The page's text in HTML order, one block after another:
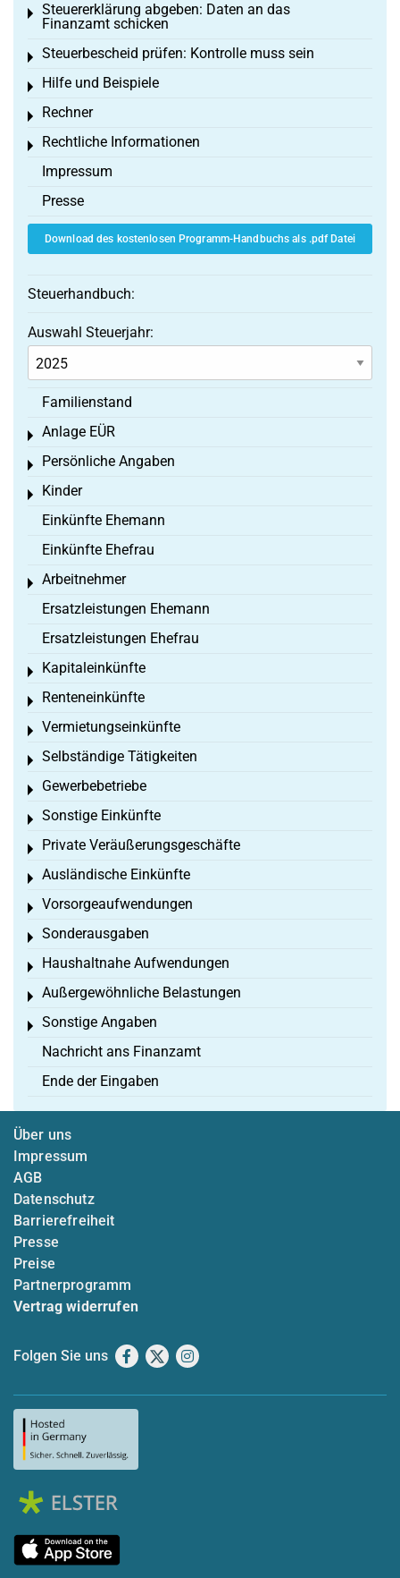
Steuererklärung abgeben: Daten an das
Finanzamt schicken
Toggle menu
Steuerbescheid prüfen: Kontrolle muss sein
Toggle menu
Hilfe und Beispiele
Toggle menu
Rechner
Toggle menu
Rechtliche Informationen
Toggle menu
Impressum
Presse
Download des kostenlosen Programm-Handbuchs als .pdf Datei
Steuerhandbuch:
Auswahl Steuerjahr:
Familienstand
Anlage EÜR
Toggle menu
Persönliche Angaben
Toggle menu
Kinder
Toggle menu
Einkünfte Ehemann
Einkünfte Ehefrau
Arbeitnehmer
Toggle menu
Ersatzleistungen Ehemann
Ersatzleistungen Ehefrau
Kapitaleinkünfte
Toggle menu
Renteneinkünfte
Toggle menu
Vermietungseinkünfte
Toggle menu
Selbständige Tätigkeiten
Toggle menu
Gewerbebetriebe
Toggle menu
Sonstige Einkünfte
Toggle menu
Private Veräußerungsgeschäfte
Toggle menu
Ausländische Einkünfte
Toggle menu
Vorsorgeaufwendungen
Toggle menu
Sonderausgaben
Toggle menu
Haushaltnahe Aufwendungen
Toggle menu
Außergewöhnliche Belastungen
Toggle menu
Sonstige Angaben
Toggle menu
Nachricht ans Finanzamt
Ende der Eingaben
Über uns
Impressum
AGB
Datenschutz
Barrierefreiheit
Presse
Preise
Partnerprogramm
Vertrag widerrufen
Folgen Sie uns Facebook
X Instagram